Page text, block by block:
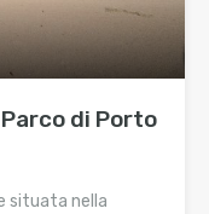
di Porto
situata nella